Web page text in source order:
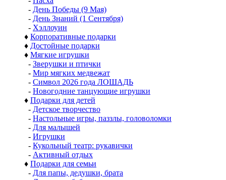
- День Победы (9 Мая)
- День Знаний (1 Сентября)
- Хэллоуин
♦ Корпоративные подарки
♦ Достойные подарки
♦ Мягкие игрушки
- Зверушки и птички
- Мир мягких медвежат
- Символ 2026 года ЛОШАДЬ
- Новогодние танцующие игрушки
♦ Подарки для детей
- Детское творчество
- Настольные игры, паззлы, головоломки
- Для малышей
- Игрушки
- Кукольный театр: рукавички
- Активный отдых
♦ Подарки для семьи
- Для папы, дедушки, брата